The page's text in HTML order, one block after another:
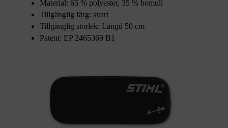
Material: 65 % polyester, 35 % bomull
Tillgänglig färg: svart
Tillgänglig storlek: Längd 50 cm
Patent: EP 2465369 B1